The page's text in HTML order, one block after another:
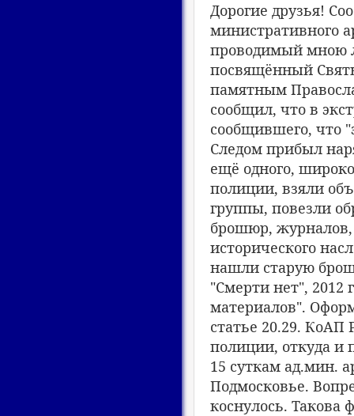
Дорогие друзья!
министративного
проводимый мною
посвящëнный
памятным
сообщил, что в
сообщившего, что
Следом прибыл
ещё одного,
полиции, взяли
группы, повезли
брошюр, журналов,
исторического
нашли старую
"Смерти нет", 2012
материалов".
статье 20.29.
полиции, откуда и
15 суткам ад.мин.
Подмосковье.
коснулось. Такова